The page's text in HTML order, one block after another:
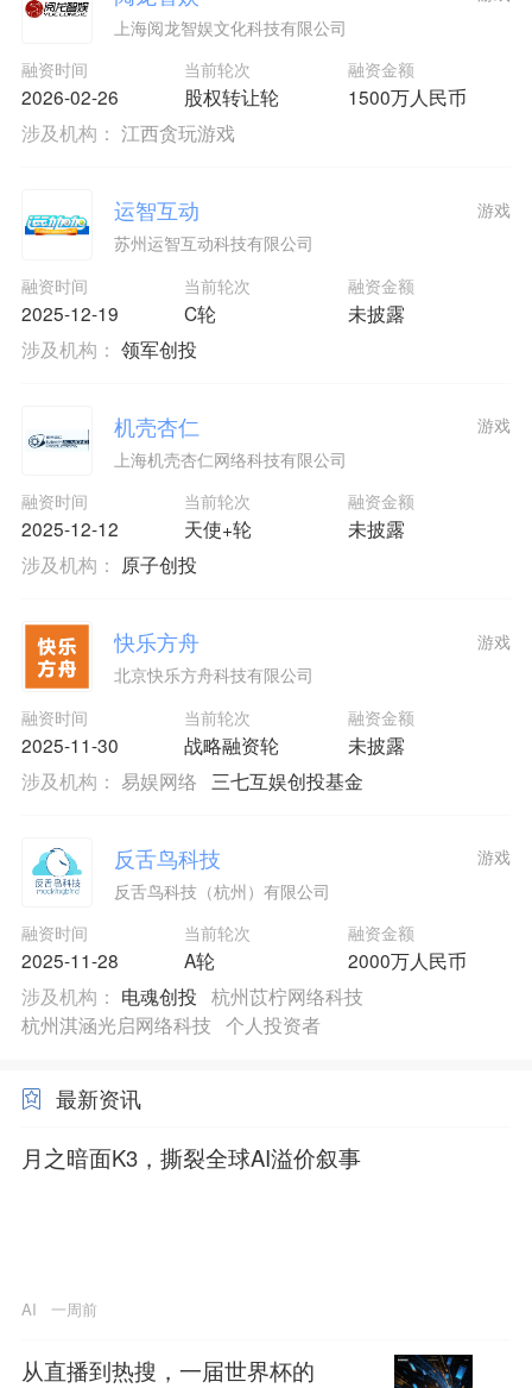
上海阅龙智娱文化科技有限公司
融资时间
2026-02-26
当前轮次
股权转让轮
融资金额
1500万人民币
涉及机构： 江西贪玩游戏
运智互动
苏州运智互动科技有限公司
融资时间
2025-12-19
当前轮次
C轮
融资金额
未披露
游戏
涉及机构： 领军创投
机壳杏仁
上海机壳杏仁网络科技有限公司
融资时间
2025-12-12
当前轮次
天使+轮
融资金额
未披露
游戏
涉及机构： 原子创投
快乐方舟
北京快乐方舟科技有限公司
融资时间
2025-11-30
当前轮次
战略融资轮
融资金额
未披露
游戏
涉及机构： 易娱网络 三七互娱创投基金
反舌鸟科技
反舌鸟科技（杭州）有限公司
融资时间
2025-11-28
当前轮次
A轮
融资金额
2000万人民币
游戏
涉及机构： 电魂创投 杭州苡柠网络科技
杭州淇涵光启网络科技 个人投资者
最新资讯
月之暗面K3，撕裂全球AI溢价叙事
AI 一周前
从直播到热搜，一届世界杯的